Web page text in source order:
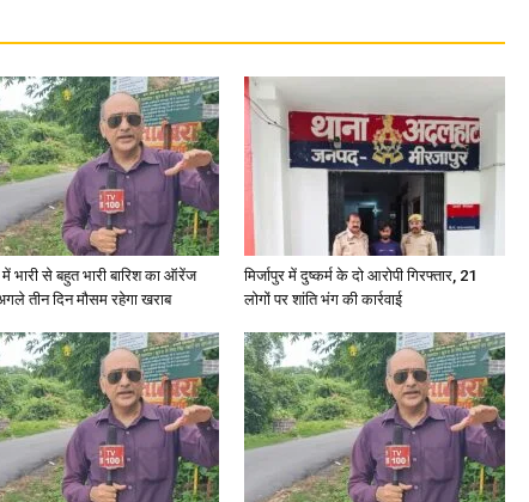
News
Paper
में भारी से बहुत भारी बारिश का ऑरेंज
तीन दिन मौसम रहेगा खराब
मिर्जापुर में दुष्कर्म के दो आरोपी गिरफ्तार, 21
लोगों पर शांति भंग की कार्रवाई